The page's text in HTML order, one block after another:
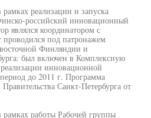
реализации и запуска
российский инновационный
являлся координатором с
под патронажем
Финляндии и
был включен в Комплексную
инновационной
до 2011 г. Программа
Санкт-Петербурга от
работы Рабочей группы